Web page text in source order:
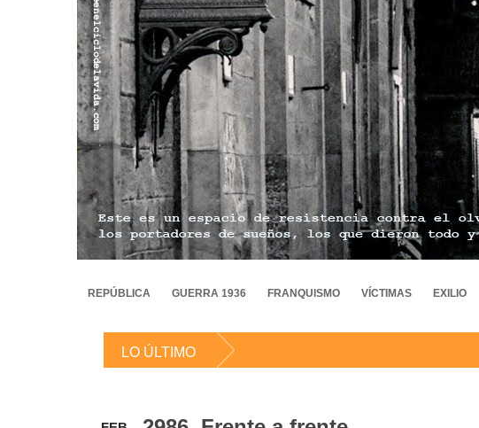
REPÚBLICA GUERRA 1936 FRANQUISMO VÍCTIMAS EXILIO
LO ÚLTIMO